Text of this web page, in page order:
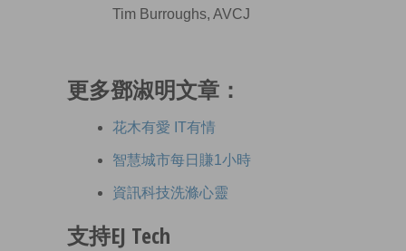
Tim Burroughs, AVCJ
更多鄧淑明文章：
花木有愛 IT有情
智慧城市每日賺1小時
資訊科技洗滌心靈
支持EJ Tech